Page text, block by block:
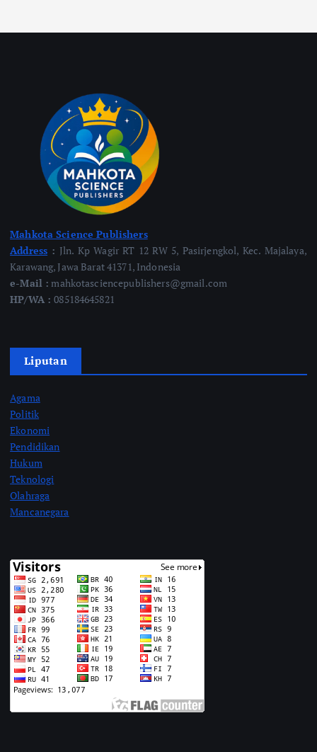
Mahkota Science Publishers
Address : Jln. Kp Wagir RT 12 RW 5, Pasirjengkol, Kec. Majalaya,
Karawang, Jawa Barat 41371, Indonesia
e-Mail : mahkotasciencepublishers@gmail.com
HP/WA :085184645821
Liputan
Agama
Politik
Ekonomi
Pendidikan
Hukum
Teknologi
Olahraga
Mancanegara